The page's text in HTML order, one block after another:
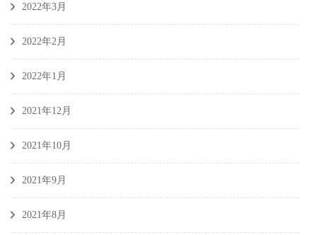
2022年3月
2022年2月
2022年1月
2021年12月
2021年10月
2021年9月
2021年8月